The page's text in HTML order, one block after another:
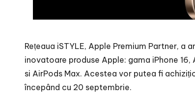
Rețeaua iSTYLE, Apple Premium Partner, a
inovatoare produse Apple: gama iPhone
si AirPods Max. Acestea vor putea fi
începând cu 20 septembrie.